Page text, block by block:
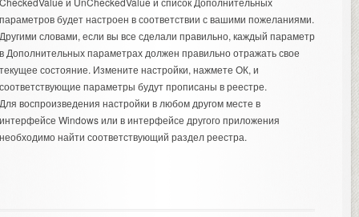
будет настроен в соответствии с вашими пожеланиями.
словами, если вы все сделали правильно, каждый параметр
Дополнительных параметрах должен правильно отражать свое
состояние. Измените настройки, нажмете ОК, и
параметры будут прописаны в реестре.
воспроизведения настройки в любом другом месте в
Windows или в интерфейсе другого приложения
найти соответствующий раздел реестра.